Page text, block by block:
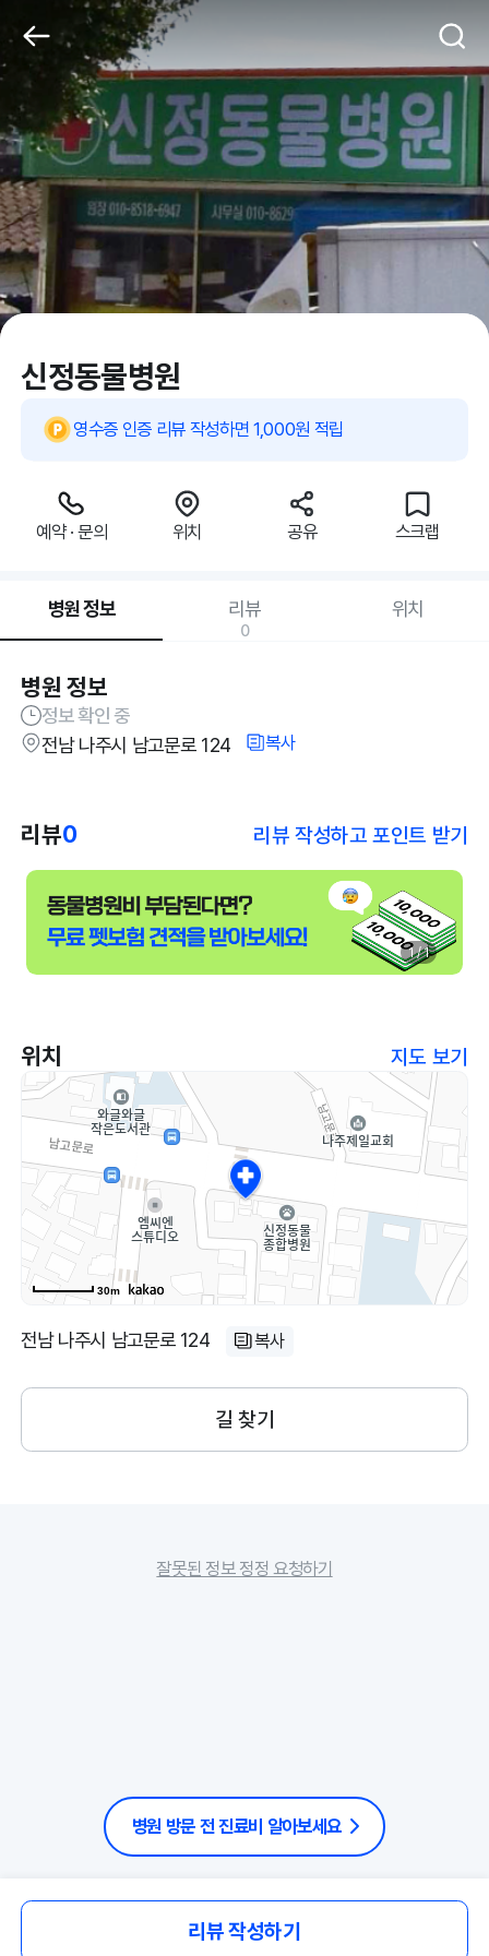
신정동물병원
영수증 인증 리뷰 작성하면 1,000원 적립
예약 · 문의 위치 공유 스크랩
병원 정보 리뷰
0
위치
병원 정보
정보 확인 중
전남 나주시 남고문로 124
복사
리뷰0 리뷰 작성하고 포인트 받기
1 / 1
위치 지도 보기
30m
전남 나주시 남고문로 124 복사
길 찾기
잘못된 정보 정정 요청하기
병원 방문 전 진료비 알아보세요
리뷰 작성하기